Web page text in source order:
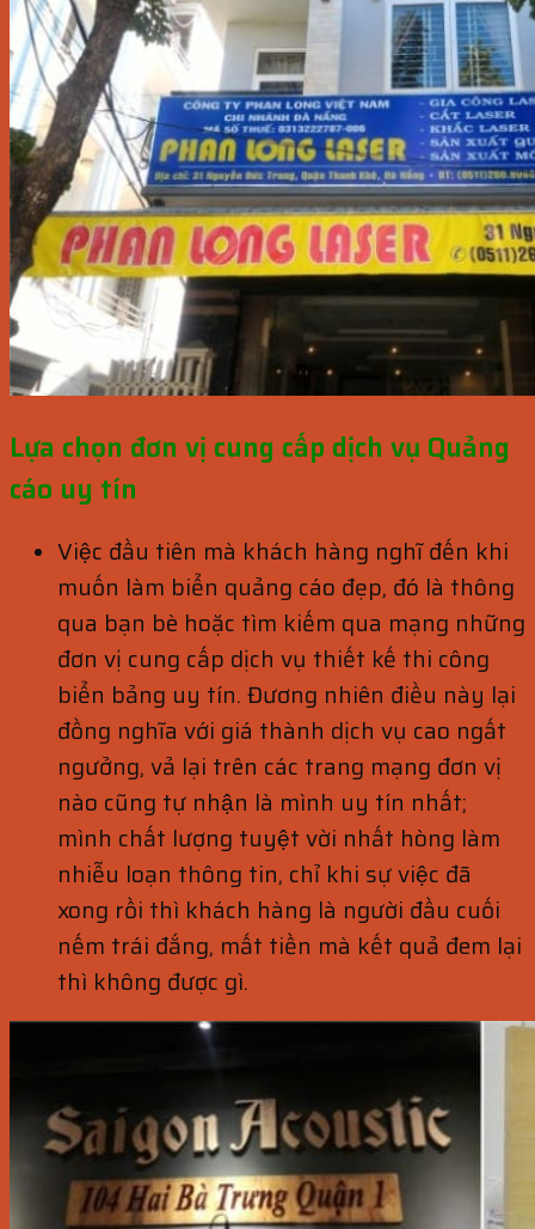
Lựa chọn đơn vị cung cấp dịch vụ Quảng
cáo uy tín
Việc đầu tiên mà khách hàng nghĩ đến khi
muốn làm biển quảng cáo đẹp, đó là thông
qua bạn bè hoặc tìm kiếm qua mạng những
đơn vị cung cấp dịch vụ thiết kế thi công
biển bảng uy tín. Đương nhiên điều này lại
đồng nghĩa với giá thành dịch vụ cao ngất
ngưởng, vả lại trên các trang mạng đơn vị
nào cũng tự nhận là mình uy tín nhất;
mình chất lượng tuyệt vời nhất hòng làm
nhiễu loạn thông tin, chỉ khi sự việc đã
xong rồi thì khách hàng là người đầu cuối
nếm trái đắng, mất tiền mà kết quả đem lại
thì không được gì.